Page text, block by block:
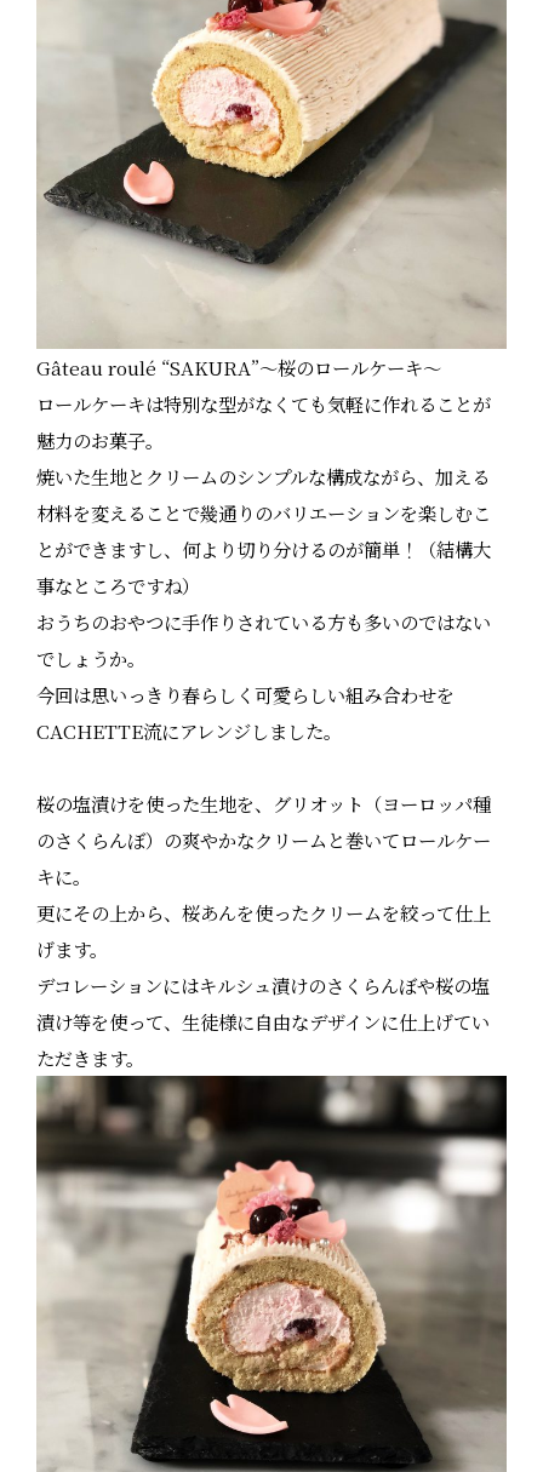
Gâteau roulé “SAKURA”～桜のロールケーキ～
ロールケーキは特別な型がなくても気軽に作れることが
魅力のお菓子。
焼いた生地とクリームのシンプルな構成ながら、加える
材料を変えることで幾通りのバリエーションを楽しむこ
とができますし、何より切り分けるのが簡単！（結構大
事なところですね）
おうちのおやつに手作りされている方も多いのではない
でしょうか。
今回は思いっきり春らしく可愛らしい組み合わせを
CACHETTE流にアレンジしました。
桜の塩漬けを使った生地を、グリオット（ヨーロッパ種
のさくらんぼ）の爽やかなクリームと巻いてロールケー
キに。
更にその上から、桜あんを使ったクリームを絞って仕上
げます。
デコレーションにはキルシュ漬けのさくらんぼや桜の塩
漬け等を使って、生徒様に自由なデザインに仕上げてい
ただきます。